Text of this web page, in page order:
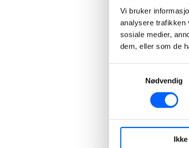
Vi bruker
analysere trafikken
sosiale medier,
dem, eller som de
Nødvendig